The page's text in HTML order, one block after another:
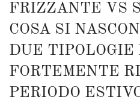
FRIZZANTE VS
COSA SI
DUE
FORTEMENTE
PERIODO